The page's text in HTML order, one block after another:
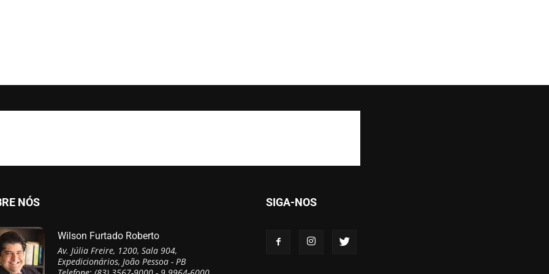
NÓS
Wilson Furtado Roberto
Av. Júlia Freire, 1200, Sala 904,
Expedicionários, João Pessoa - PB
SIGA-NOS